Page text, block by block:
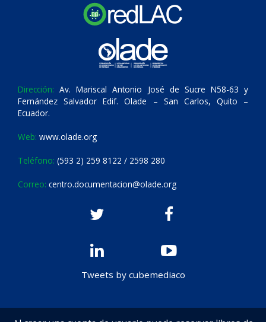
Dirección: Av. Mariscal Antonio José de Sucre N58-63 y
Fernández Salvador Edif. Olade – San Carlos, Quito –
Ecuador.
Web: www.olade.org
Teléfono: (593 2) 259 8122 / 2598 280
Correo: centro.documentacion@olade.org
Tweets by cubemediaco